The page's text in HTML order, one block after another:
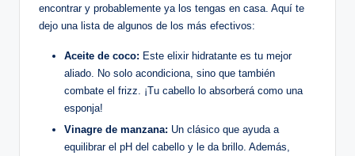
encontrar y probablemente ya los tengas en casa. Aquí te
dejo una lista de algunos de los más efectivos:
Aceite de coco: Este elixir hidratante es tu mejor
aliado. No solo acondiciona, sino que también
combate el frizz. ¡Tu cabello lo absorberá como una
esponja!
Vinagre de manzana: Un clásico que ayuda a
equilibrar el pH del cabello y le da brillo. Además,